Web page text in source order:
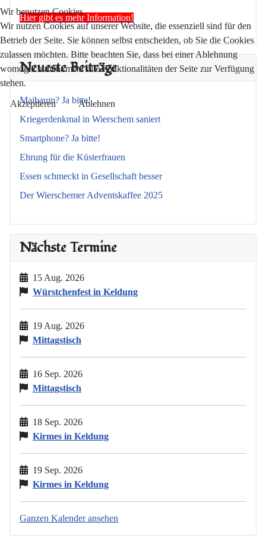
Hier gibt es mehr Information!
Neueste Beiträge
Maibaum? Ja bitte!
Kriegerdenkmal in Wierschem saniert
Smartphone? Ja bitte!
Ehrung für die Küsterfrauen
Essen schmeckt in Gesellschaft besser
Der Wierschemer Adventskaffee 2025
Nächste Termine
15 Aug. 2026
Würstchenfest in Keldung
19 Aug. 2026
Mittagstisch
16 Sep. 2026
Mittagstisch
18 Sep. 2026
Kirmes in Keldung
19 Sep. 2026
Kirmes in Keldung
Ganzen Kalender ansehen
Wir benutzen Cookies
Wir nutzen Cookies auf unserer Website, die essenziell sind für den
Betrieb der Seite. Sie können selbst entscheiden, ob Sie die Cookies
zulassen möchten. Bitte beachten Sie, dass bei einer Ablehnung
womöglich nicht mehr alle Funktionalitäten der Seite zur Verfügung
stehen.
Akzeptieren Ablehnen